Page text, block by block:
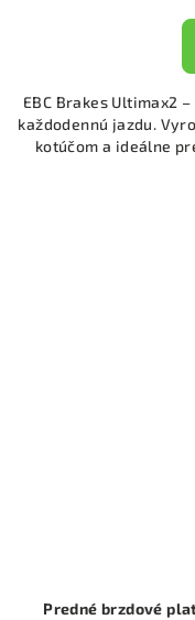
EBC Brakes Ultimax2
každodennú jazdu.
kotúčom a ideálne
Predné brzdové